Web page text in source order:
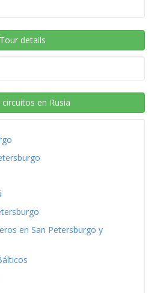
Tour details
en Rusia
en San Petersburgo y